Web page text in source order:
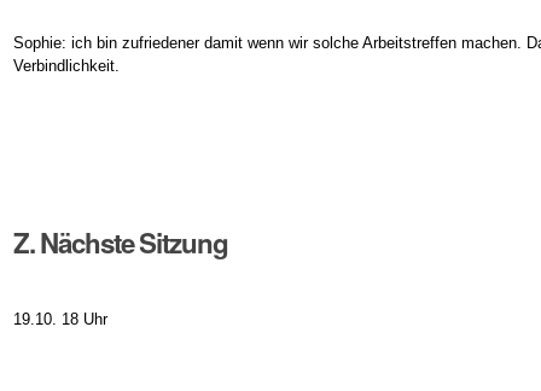
Sophie: ich bin zufriedener damit wenn wir solche Arbeitstreffen machen.
Verbindlichkeit.
Z. Nächste Sitzung
19.10. 18 Uhr